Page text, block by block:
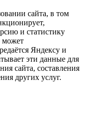
сайта, в том
и статистику
может
Яндексу и
эти данные для
сайта, составления
других услуг.